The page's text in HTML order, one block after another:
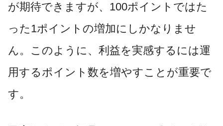
が期待できますが、100ポイントではた
った1ポイントの増加にしかなりませ
ん。このように、利益を実感するには運
用するポイント数を増やすことが重要で
す。